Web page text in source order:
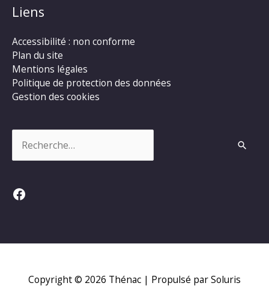
Liens
Accessibilité : non conforme
Plan du site
Mentions légales
Politique de protection des données
Gestion des cookies
Facebook
Copyright © 2026 Thénac | Propulsé par Soluris